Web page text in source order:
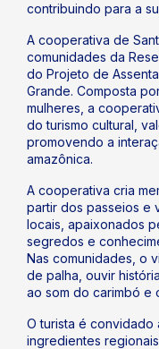
contribuindo para a
A cooperativa de
comunidades da
do Projeto de
Grande. Composta
mulheres, a
do turismo cultural,
promovendo a
amazônica.
A cooperativa cria
partir dos passeios e
locais, apaixonados
segredos e
Nas comunidades, o
de palha, ouvir
ao som do carimbó e
O turista é convidado
ingredientes